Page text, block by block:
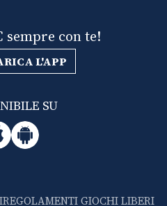
sempre con te!
L'APP
SU
REGOLAMENTI GIOCHI LIBERI